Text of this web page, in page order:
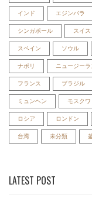
インド エジンバラ
シンガポール スイス
スペイン ソウル
ナポリ ニュージーラ
フランス ブラジル
ミュンヘン モスクワ
ロシア ロンドン
台湾 未分類
LATEST POST